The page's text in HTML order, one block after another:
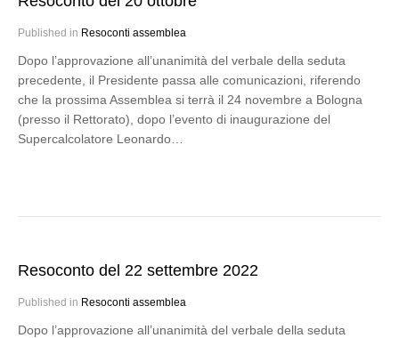
Published in Resoconti assemblea
Dopo l’approvazione all’unanimità del verbale della seduta
precedente, il Presidente passa alle comunicazioni, riferendo
che la prossima Assemblea si terrà il 24 novembre a Bologna
(presso il Rettorato), dopo l’evento di inaugurazione del
Supercalcolatore Leonardo…
Resoconto del 22 settembre 2022
Published in Resoconti assemblea
Dopo l’approvazione all’unanimità del verbale della seduta